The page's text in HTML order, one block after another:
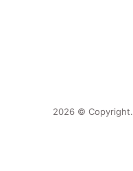
2026 © Copyright.